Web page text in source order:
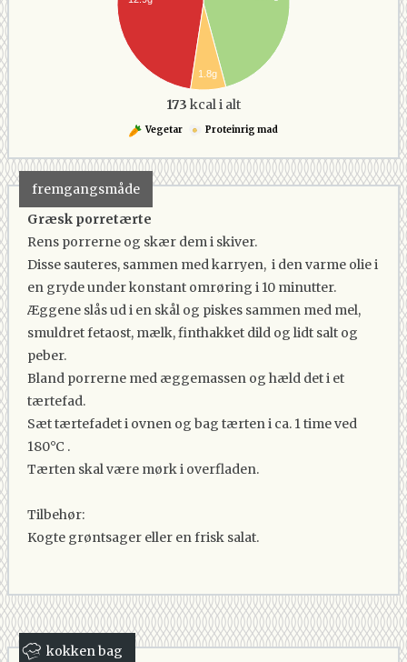
1.8g
173 kcal i alt
Vegetar Proteinrig mad
fremgangsmåde
Græsk porretærte
Rens porrerne og skær dem i skiver.
Disse sauteres, sammen med karryen, i den varme olie i
en gryde under konstant omrøring i 10 minutter.
Æggene slås ud i en skål og piskes sammen med mel,
smuldret fetaost, mælk, finthakket dild og lidt salt og
peber.
Bland porrerne med æggemassen og hæld det i et
tærtefad.
Sæt tærtefadet i ovnen og bag tærten i ca. 1 time ved
180°C .
Tærten skal være mørk i overfladen.
Tilbehør:
Kogte grøntsager eller en frisk salat.
kokken bag